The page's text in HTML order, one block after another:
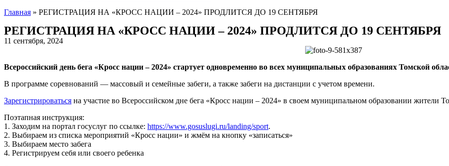
Главная » РЕГИСТРАЦИЯ НА «КРОСС НАЦИИ – 2024» ПРОДЛИТСЯ ДО 19 СЕНТЯБРЯ
РЕГИСТРАЦИЯ НА «КРОСС НАЦИИ – 2024» ПРОДЛИТСЯ ДО 19 СЕНТЯБРЯ
11 сентября, 2024
Всероссийский день бега «Кросс нации – 2024» стартует одновременно во всех муниципальных образованиях Томской
В программе соревнований — массовый и семейные забеги, а также забеги на дистанции с учетом времени.
Зарегистрироваться на участие во Всероссийском дне бега «Кросс нации – 2024» в своем муниципальном образовании жители
Поэтапная инструкция:
1. Заходим на портал госуслуг по ссылке: https://www.gosuslugi.ru/landing/sport.
2. Выбираем из списка мероприятий «Кросс нации» и жмём на кнопку «записаться»
3. Выбираем место забега
4. Регистрируем себя или своего ребенка